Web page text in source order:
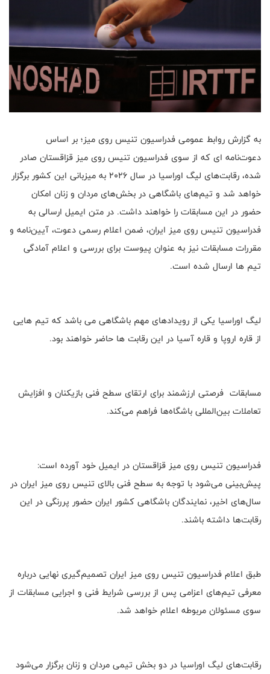
به گزارش روابط عمومی فدراسیون تنیس روی میز؛ بر اساس
دعوت‌نامه ای که از سوی فدراسیون تنیس روی میز قزاقستان صادر
شده، رقابت‌های لیگ اوراسیا در سال ۲۰۲۶ به میزبانی این کشور برگزار
خواهد شد و تیم‌های باشگاهی در بخش‌های مردان و زنان امکان
حضور در این مسابقات را خواهند داشت. در متن ایمیل ارسالی به
فدراسیون تنیس روی میز ایران، ضمن اعلام رسمی دعوت، آیین‌نامه و
مقررات مسابقات نیز به عنوان پیوست برای بررسی و اعلام آمادگی
تیم ها ارسال شده است.
لیگ اوراسیا یکی از رویدادهای مهم باشگاهی می باشد که تیم هایی
از قاره اروپا و قاره آسیا در این رقابت ها حاضر خواهند بود.
مسابقات فرصتی ارزشمند برای ارتقای سطح فنی بازیکنان و افزایش
تعاملات بین‌المللی باشگاه‌ها فراهم می‌کند.
فدراسیون تنیس روی میز قزاقستان در ایمیل خود آورده است:
پیش‌بینی می‌شود با توجه به سطح فنی بالای تنیس روی میز ایران در
سال‌های اخیر، نمایندگان باشگاهی کشور ایران حضور پررنگی در این
رقابت‌ها داشته باشند.
طبق اعلام فدراسیون تنیس روی میز ایران تصمیم‌گیری نهایی درباره
معرفی تیم‌های اعزامی پس از بررسی شرایط فنی و اجرایی مسابقات از
سوی مسئولان مربوطه اعلام خواهد شد.
رقابت‌های لیگ اوراسیا در دو بخش تیمی مردان و زنان برگزار می‌شود